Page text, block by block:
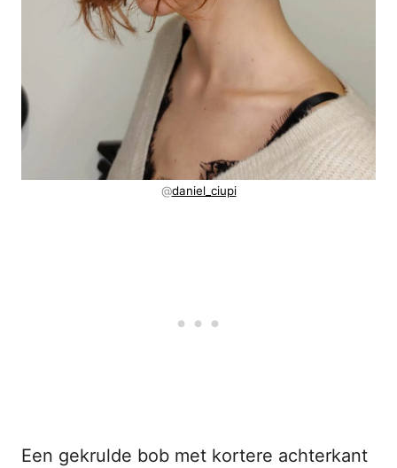
@daniel_ciupi
Een gekrulde bob met kortere achterkant